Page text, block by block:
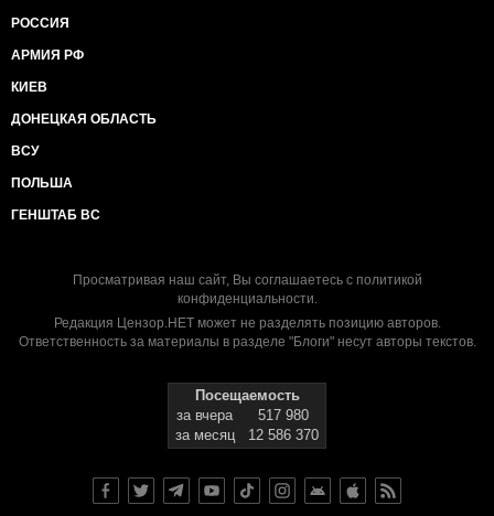
РОССИЯ
АРМИЯ РФ
КИЕВ
ДОНЕЦКАЯ ОБЛАСТЬ
ВСУ
ПОЛЬША
ГЕНШТАБ ВС
Просматривая наш сайт, Вы соглашаетесь с политикой
конфиденциальности.
Редакция Цензор.НЕТ может не разделять позицию авторов.
Ответственность за материалы в разделе "Блоги" несут авторы текстов.
Посещаемость
за вчера
517 980
за месяц
12 586 370